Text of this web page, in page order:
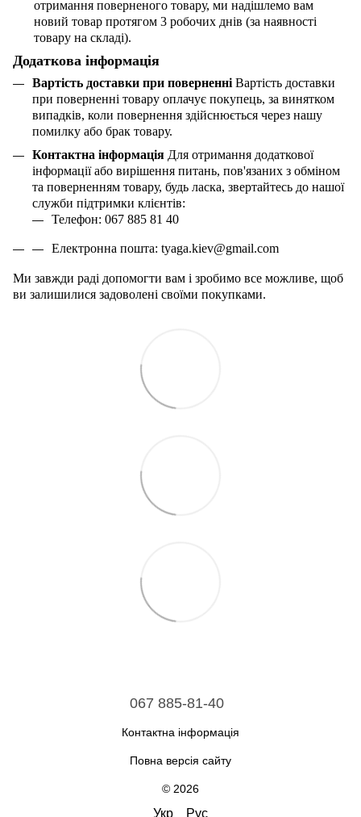
отримання поверненого товару, ми надішлемо вам
новий товар протягом 3 робочих днів (за наявності
товару на складі).
Додаткова інформація
Вартість доставки при поверненні Вартість доставки
при поверненні товару оплачує покупець, за винятком
випадків, коли повернення здійснюється через нашу
помилку або брак товару.
Контактна інформація Для отримання додаткової
інформації або вирішення питань, пов'язаних з обміном
та поверненням товару, будь ласка, звертайтесь до нашої
служби підтримки клієнтів:
Телефон: 067 885 81 40
Електронна пошта: tyaga.kiev@gmail.com
Ми завжди раді допомогти вам і зробимо все можливе, щоб
ви залишилися задоволені своїми покупками.
067 885-81-40
Контактна інформація
Повна версія сайту
© 2026
Укр Рус